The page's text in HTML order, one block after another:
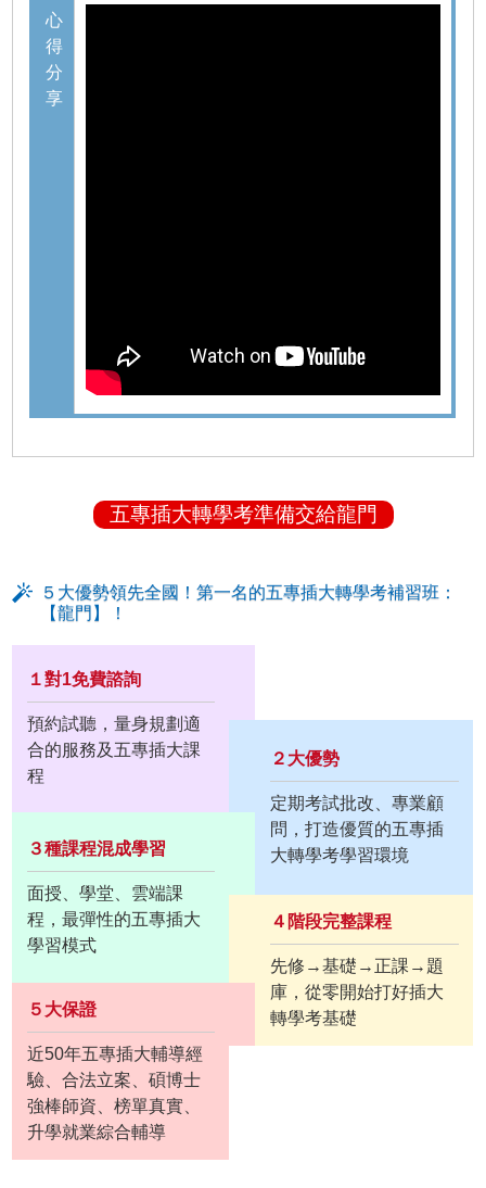
心
得
分
享
五專插大轉學考準備交給龍門
５大優勢領先全國！第一名的五專插大轉學考補習班：
【龍門】！
１對1免費諮詢
預約試聽，量身規劃適
合的服務及五專插大課
程
２大優勢
定期考試批改、專業顧
問，打造優質的五專插
大轉學考學習環境
３種課程混成學習
面授、學堂、雲端課
程，最彈性的五專插大
學習模式
４階段完整課程
先修→基礎→正課→題
庫，從零開始打好插大
轉學考基礎
５大保證
近50年五專插大輔導經
驗、合法立案、碩博士
強棒師資、榜單真實、
升學就業綜合輔導